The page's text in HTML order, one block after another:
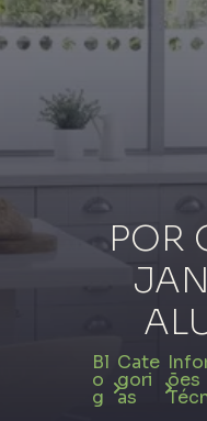
POR
Bl
o
g
Cate
gori
as
ões